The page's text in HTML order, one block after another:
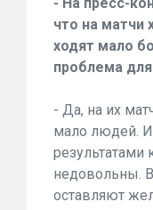
что на матчи
ходят мало
проблема
- Да, на их
мало людей. И
недовольны.
оставляют